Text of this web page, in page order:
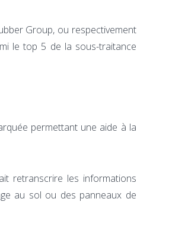
Group, ou respectivement
le top 5 de la sous-traitance
permettant une aide à la
retranscrire les informations
au sol ou des panneaux de